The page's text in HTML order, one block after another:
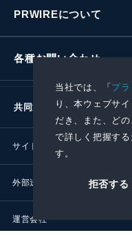
当社では、「プ
り、本ウェブサ
だき、また、ど
で詳しく把握す
す。
拒否する
PRWIREについて
各種お問い合わせ
共同通信社グループ
サイトポリシー
外部送信ポリシー
運営会社